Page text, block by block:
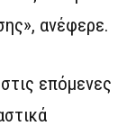
ανέφερε.
επόμενες